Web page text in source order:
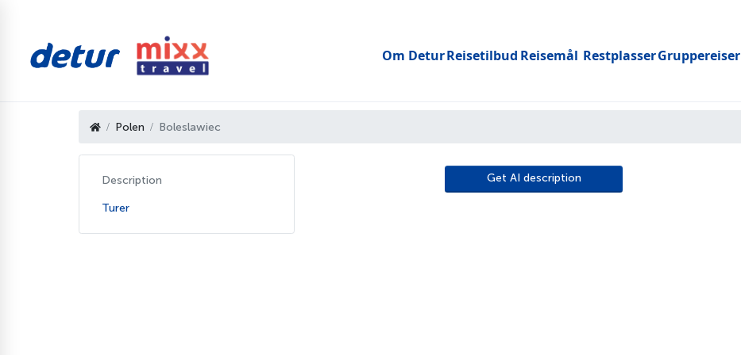
Om DeturReisetilbud Reisemål Toggle submenu
RestplasserGruppereiser
Polen Boleslawiec
Description
Turer
Get AI description